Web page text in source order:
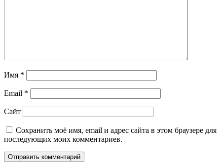
Имя *
Email *
Сайт
Сохранить моё имя, email и адрес сайта в этом браузере для
последующих моих комментариев.